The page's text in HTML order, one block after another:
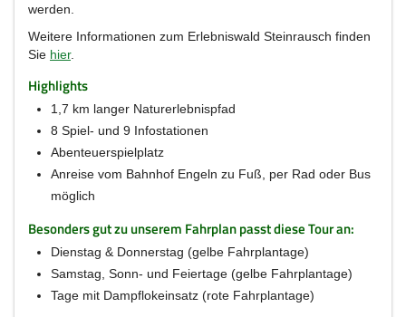
werden.
Weitere Informationen zum Erlebniswald Steinrausch finden
Sie hier.
Highlights
1,7 km langer Naturerlebnispfad
8 Spiel- und 9 Infostationen
Abenteuerspielplatz
Anreise vom Bahnhof Engeln zu Fuß, per Rad oder Bus
möglich
Besonders gut zu unserem Fahrplan passt diese Tour an:
Dienstag & Donnerstag (gelbe Fahrplantage)
Samstag, Sonn- und Feiertage (gelbe Fahrplantage)
Tage mit Dampflokeinsatz (rote Fahrplantage)